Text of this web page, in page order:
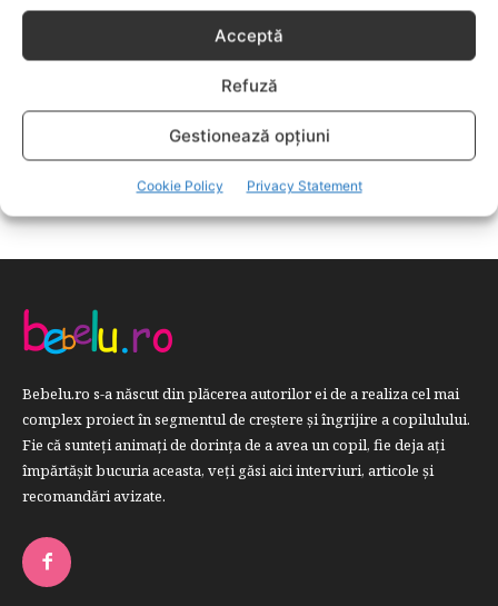
Acceptă
Refuză
Gestionează opțiuni
Cookie Policy Privacy Statement
COMUNICAT
521
DEZVOLTAREA COPILULUI
378
Bebelu.ro s-a născut din plăcerea autorilor ei de a realiza cel mai
complex proiect în segmentul de creştere şi îngrijire a copilulului.
Fie că sunteţi animaţi de dorinţa de a avea un copil, fie deja aţi
împărtăşit bucuria aceasta, veți găsi aici interviuri, articole şi
recomandări avizate.